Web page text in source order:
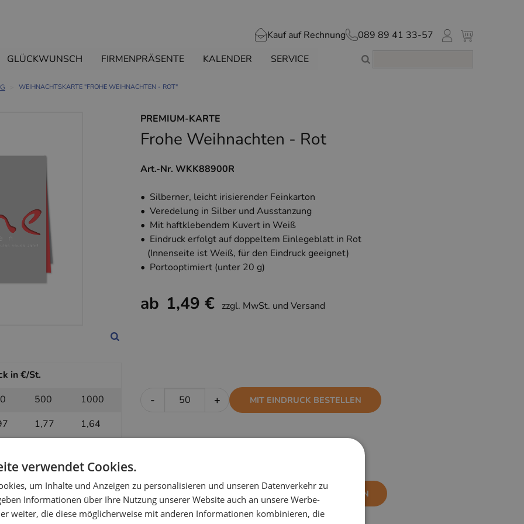
Kauf auf Rechnung
089 89 41 33-57
GLÜCKWUNSCH FIRMENPRÄSENTE KALENDER SERVICE
WEIHNACHTSKARTE "FROHE WEIHNACHTEN - ROT"
PREMIUM-KARTE
Frohe Weihnachten - Rot
Art.-Nr. WKK88900R
• Silberner, leicht irisierender Feinkarton
• Veredelung in Silber und Ausstanzung
• Mit haftklebendem Kuvert in Weiß
• Eindruck erfolgt auf doppeltem Einlegeblatt in Rot
(Innenseite ist Weiß, für den Eindruck geeignet)
• Portooptimiert (unter 20 g)
ab 1,49 € zzgl. MwSt. und Versand
in €/St.
500
1000
1,77 1,64
- + MIT EINDRUCK BESTELLEN
in €/St.
500
1000
1,59 1,49
- + OHNE EINDRUCK BESTELLEN
verwendet Cookies.
um Inhalte und Anzeigen zu personalisieren und unseren Datenverkehr zu
Informationen über Ihre Nutzung unserer Website auch an unsere Werbe-
weiter, die diese möglicherweise mit anderen Informationen kombinieren, die